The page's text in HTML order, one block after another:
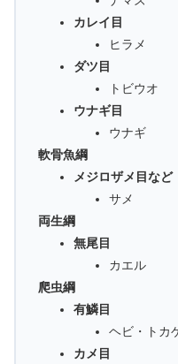
カレイ目
ヒラメ
ダツ目
トビウオ
ウナギ目
ウナギ
軟骨魚綱
メジロザメ目など
サメ
両生綱
無尾目
カエル
爬虫綱
有鱗目
ヘビ・トカ
カメ目